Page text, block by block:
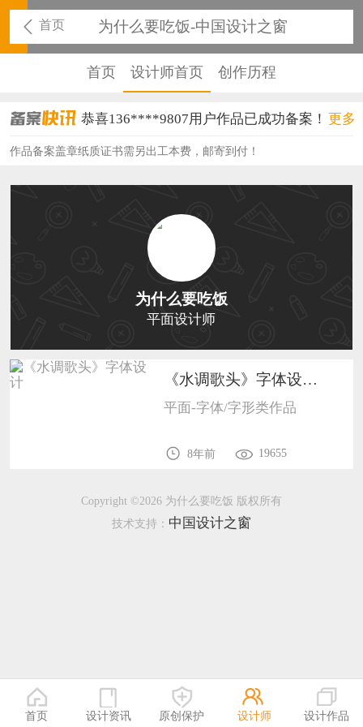
首页 为什么要吃饭-中国设计之窗
首页 设计师首页 创作历程
恭喜136****9807用户作品已成功备案！
恭喜159****4930用户作品已成功备案！
恭喜150****6483用户作品已成功备案！
恭喜131****2473用户作品已成功备案！
恭喜159****4201用户作品已成功备案！
恭喜133****6466用户作品已成功备案！
恭喜131****1475用户作品已成功备案！
恭喜133****8874用户作品已成功备案！
恭喜138****8638用户作品已成功备案！
恭喜133****9020用户作品已成功备案！
更多
作品备案盖章纸质证书需另出工本费，邮寄到付！
为什么要吃饭
平面设计师
《水调歌头》字体设计1005
平面-字体/字形类作品
8年前 19655
Copyright ©2026 为什么要吃饭 版权所有
技术支持： 中国设计之窗
首页 设计资讯 原创保护 设计师 设计作品